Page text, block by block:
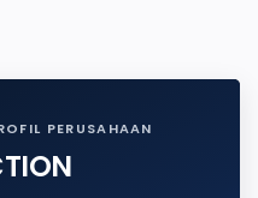
PERUSAHAAN